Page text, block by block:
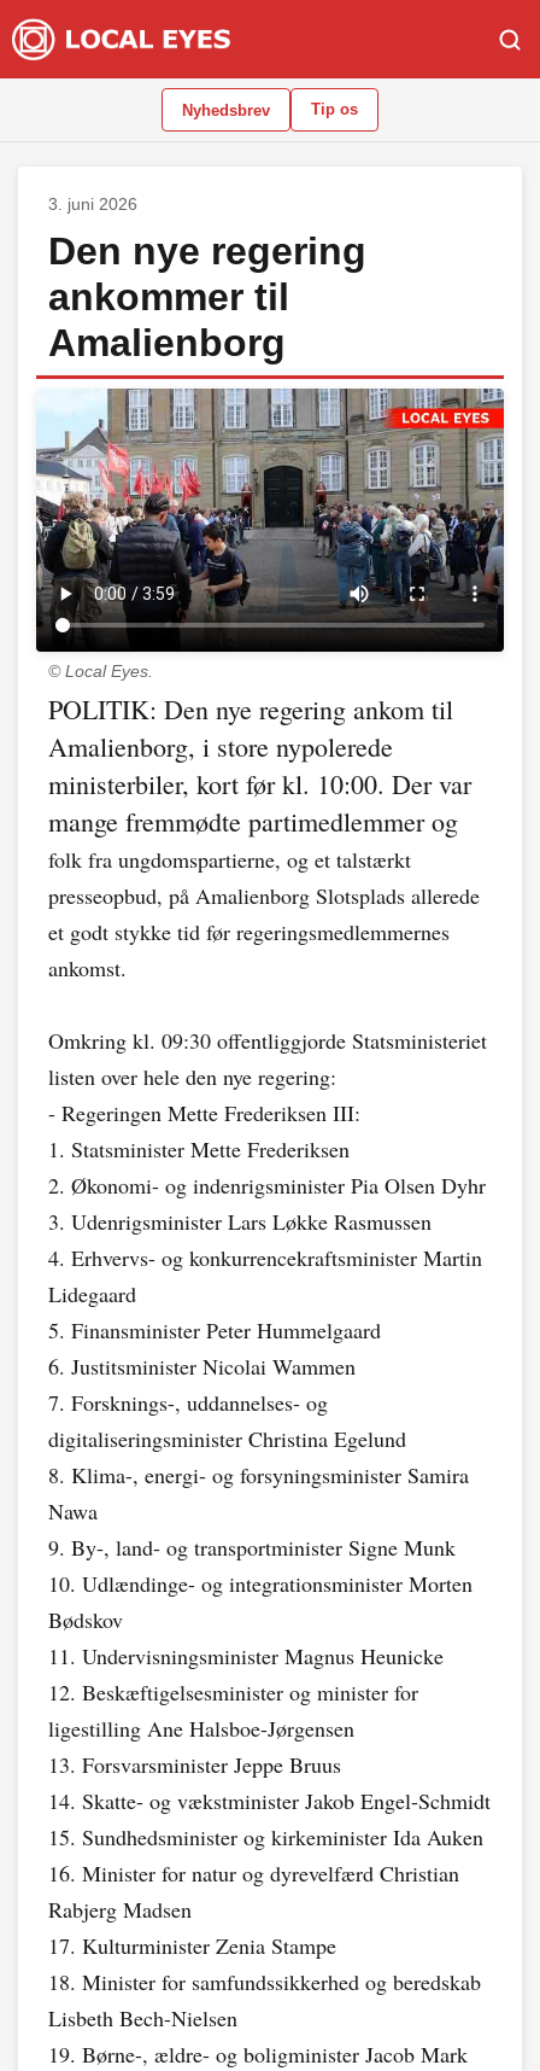
Nyhedsbrev Tip os
3. juni 2026
Den nye regering
ankommer til
Amalienborg
© Local Eyes.
POLITIK: Den nye regering ankom til
Amalienborg, i store nypolerede
ministerbiler, kort før kl. 10:00. Der var
mange fremmødte partimedlemmer og
folk fra ungdomspartierne, og et talstærkt
presseopbud, på Amalienborg Slotsplads allerede
et godt stykke tid før regeringsmedlemmernes
ankomst.
Omkring kl. 09:30 offentliggjorde Statsministeriet
listen over hele den nye regering:
- Regeringen Mette Frederiksen III:
1. Statsminister Mette Frederiksen
2. Økonomi- og indenrigsminister Pia Olsen Dyhr
3. Udenrigsminister Lars Løkke Rasmussen
4. Erhvervs- og konkurrencekraftsminister Martin
Lidegaard
5. Finansminister Peter Hummelgaard
6. Justitsminister Nicolai Wammen
7. Forsknings-, uddannelses- og
digitaliseringsminister Christina Egelund
8. Klima-, energi- og forsyningsminister Samira
Nawa
9. By-, land- og transportminister Signe Munk
10. Udlændinge- og integrationsminister Morten
Bødskov
11. Undervisningsminister Magnus Heunicke
12. Beskæftigelsesminister og minister for
ligestilling Ane Halsboe-Jørgensen
13. Forsvarsminister Jeppe Bruus
14. Skatte- og vækstminister Jakob Engel-Schmidt
15. Sundhedsminister og kirkeminister Ida Auken
16. Minister for natur og dyrevelfærd Christian
Rabjerg Madsen
17. Kulturminister Zenia Stampe
18. Minister for samfundssikkerhed og beredskab
Lisbeth Bech-Nielsen
19. Børne-, ældre- og boligminister Jacob Mark